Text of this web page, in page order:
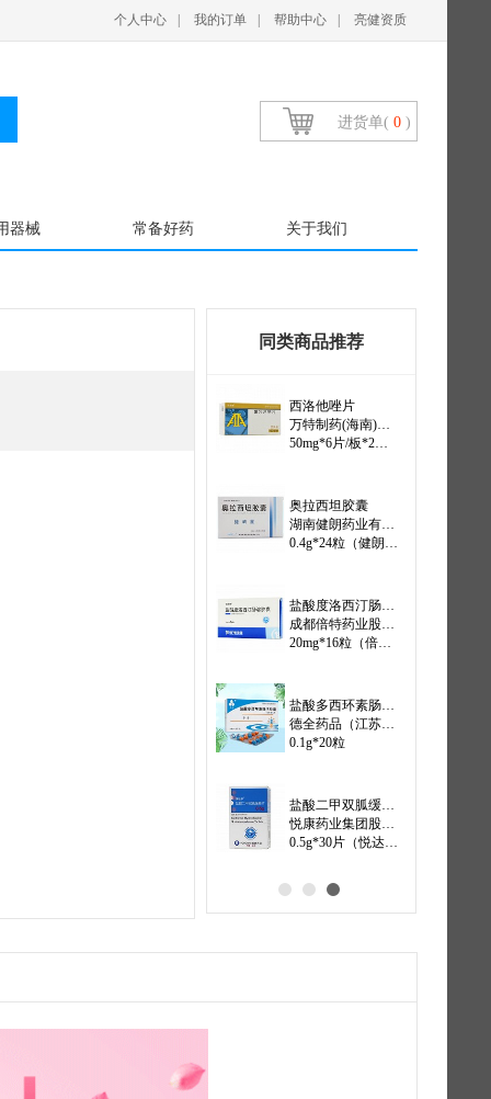
个人中心 我的订单 帮助中心 亮健资质
进货单( 0 )
器械 常备好药 关于我们
同类商品推荐
富马酸喹硫平片
阿斯利康制药有限公司
0.2g*20片（思瑞康）
吉林省西点药业科技发展股份有限公司
5mg*7片*2板
恩替卡韦分散片
海南中和药业股份有限公司
0.5mg*7片(和恩)
复方酮康唑乳膏
江苏晨牌邦德药业有限公司
20g
盐酸帕罗西汀片
石家庄龙泽制药股份有限公司
20mg*14s